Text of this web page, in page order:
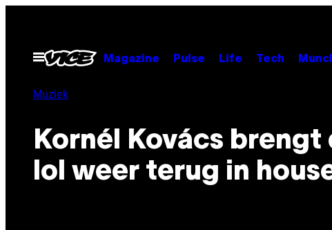
Open
menu
Magazine Pulse Life Tech
Muziek
Kornél Kovács brengt
lol weer terug in